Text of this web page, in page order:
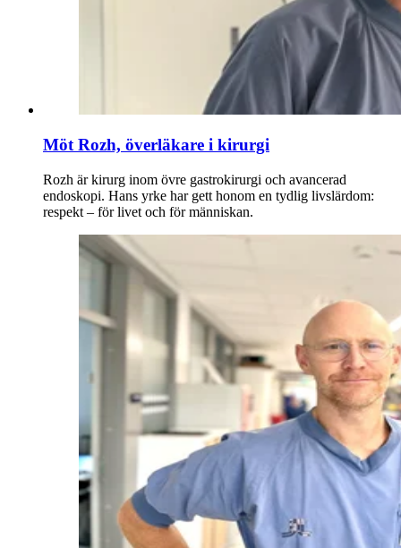
Möt Rozh, överläkare i kirurgi
Rozh är kirurg inom övre gastrokirurgi och avancerad
endoskopi. Hans yrke har gett honom en tydlig livslärdom:
respekt – för livet och för människan.